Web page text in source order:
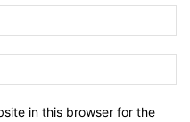
in this browser for the